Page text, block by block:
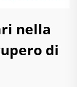
nella
di